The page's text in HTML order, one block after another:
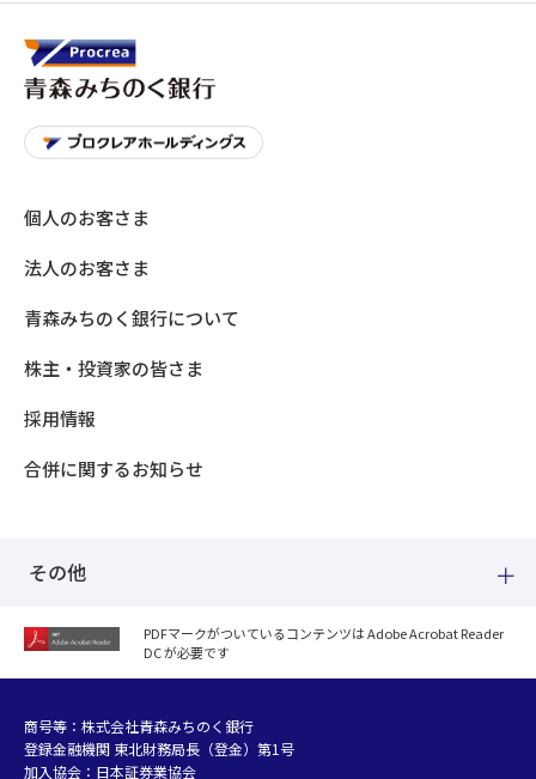
個人のお客さま
法人のお客さま
青森みちのく銀行について
株主・投資家の皆さま
採用情報
合併に関するお知らせ
その他
紛失した場合
個人データおよび法人情報に関するグループ共同利用について
マネー・ローンダリング等及び金融犯罪の防止について
PDFマークがついているコンテンツは Adobe Acrobat Reader
DC が必要です
商号等：株式会社青森みちのく銀行
登録金融機関 東北財務局長（登金）第1号
加入協会：日本証券業協会